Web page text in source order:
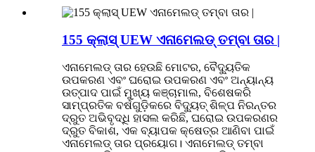
155 କ୍ଲାସ୍ UEW ଏନାମେଲଡ୍ ତମ୍ବା ତାର |
ଏନାମେଲଡ୍ ତାର ହେଉଛି ମୋଟର, ବୈଦ୍ୟୁତିକ
ଉପକରଣ ଏବଂ ଘରୋଇ ଉପକରଣ ଏବଂ ଅନ୍ୟାନ୍ୟ
ଉତ୍ପାଦ ପାଇଁ ମୁଖ୍ୟ କଞ୍ଚାମାଲ, ବିଶେଷକରି
ସାମ୍ପ୍ରତିକ ବର୍ଷଗୁଡ଼ିକରେ ବିଦ୍ୟୁତ୍ ଶିଳ୍ପ ନିରନ୍ତର
ଦ୍ରୁତ ଅଭିବୃଦ୍ଧି ହାସଲ କରିଛି, ଘରୋଇ ଉପକରଣର
ଦ୍ରୁତ ବିକାଶ, ଏକ ବ୍ୟାପକ କ୍ଷେତ୍ର ଆଣିବା ପାଇଁ
ଏନାମେଲଡ୍ ତାର ପ୍ରୟୋଗ। ଏନାମେଲଡ୍ ତମ୍ବା